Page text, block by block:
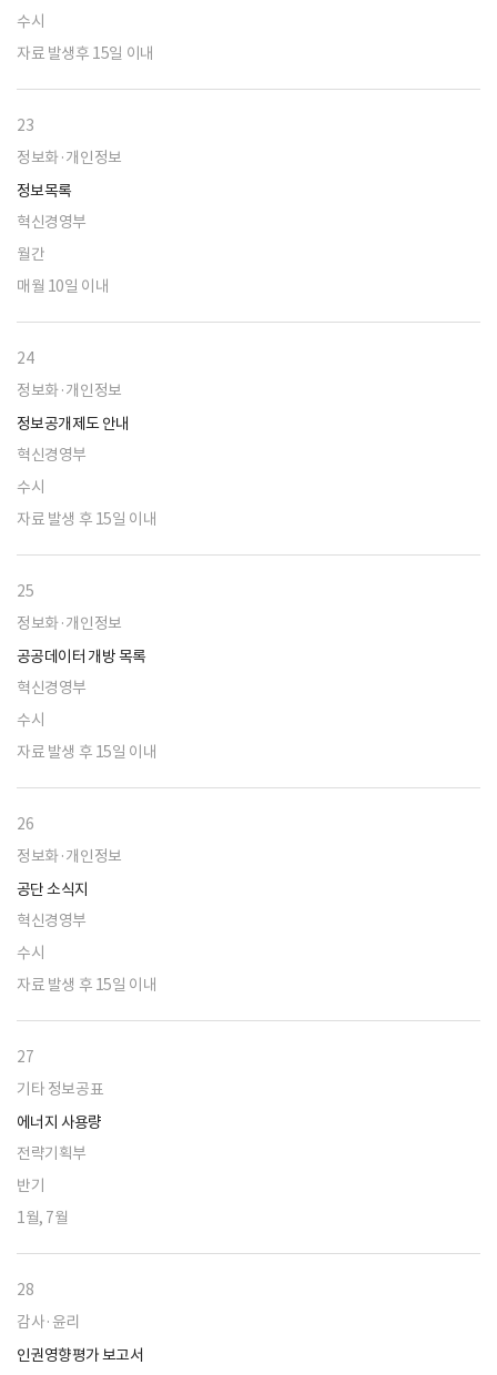
수시
자료 발생후 15일 이내
23
정보화·개인정보
정보목록
혁신경영부
월간
매월 10일 이내
24
정보화·개인정보
정보공개제도 안내
혁신경영부
수시
자료 발생 후 15일 이내
25
정보화·개인정보
공공데이터 개방 목록
혁신경영부
수시
자료 발생 후 15일 이내
26
정보화·개인정보
공단 소식지
혁신경영부
수시
자료 발생 후 15일 이내
27
기타 정보공표
에너지 사용량
전략기획부
반기
1월, 7월
28
감사·윤리
인권영향평가 보고서